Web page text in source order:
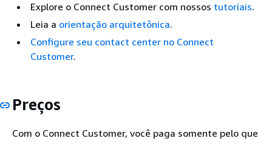
Explore o Connect Customer com nossos tutoriais.
Leia a orientação arquitetônica.
Configure seu contact center no Connect
Customer.
Preços
Com o Connect Customer, você paga somente pelo que